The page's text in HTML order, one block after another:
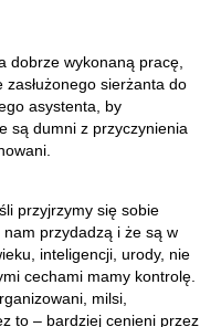
dobrze wykonaną pracę,
zasłużonego sierżanta do
asystenta, by
są dumni z przyczynienia
przyjrzymy się sobie
przydadzą i że są w
inteligencji, urody, nie
cechami mamy kontrolę.
milsi,
to – bardziej cenieni przez